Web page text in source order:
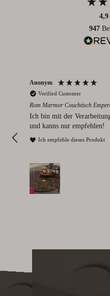
4,9
947
Anonym
Verified Customer
Rom Marmor Couchtisch
Ich bin mit der
und kanns nur empfehlen!
Ich empfehle dieses Produkt